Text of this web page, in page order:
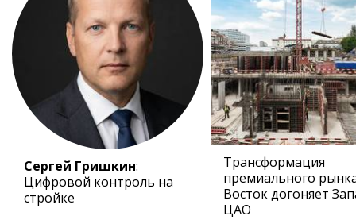
Сергей Гришкин:
Цифровой контроль на
стройке
Трансформация
премиального
Восток догоняет
ЦАО